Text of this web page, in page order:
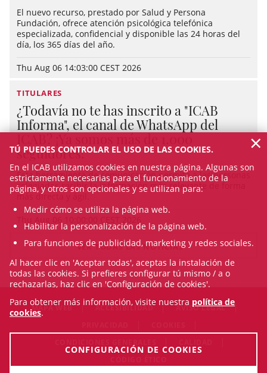
El nuevo recurso, prestado por Salud y Persona
Fundación, ofrece atención psicológica telefónica
especializada, confidencial y disponible las 24 horas del
día, los 365 días del año.
Thu Aug 06 14:03:00 CEST 2026
TITULARES
¿Todavía no te has inscrito a "ICAB
Informa", el canal de WhatsApp del
seguidores!
Esta herramienta de comunicación permite a las personas
colegiadas recibir la información más relevante de forma
más directa y ágil.
VER TODAS LAS NOTICIAS
MAPA WEB ACCESIBILIDAD
AVISO LEGAL
TÚ PUEDES CONTROLAR EL USO DE LAS COOKIES.
En el ICAB utilizamos cookies en nuestra página. Algunas son
estrictamente necesarias para el funcionamiento de la
página, y otros son opcionales y se utilizan para:
Medir cómo se utiliza la página web.
Habilitar la personalización de la página web.
Para funciones de publicidad, marketing y redes sociales.
Al hacer clic en 'Aceptar todas', aceptas la instalación de
todas las cookies. Si prefieres configurar tú mismo / a o
rechazarlas, haz clic en 'Configuración de cookies'.
Para obtener más información, visite nuestra política de
cookies.
CONFIGURACIÓN DE COOKIES
×